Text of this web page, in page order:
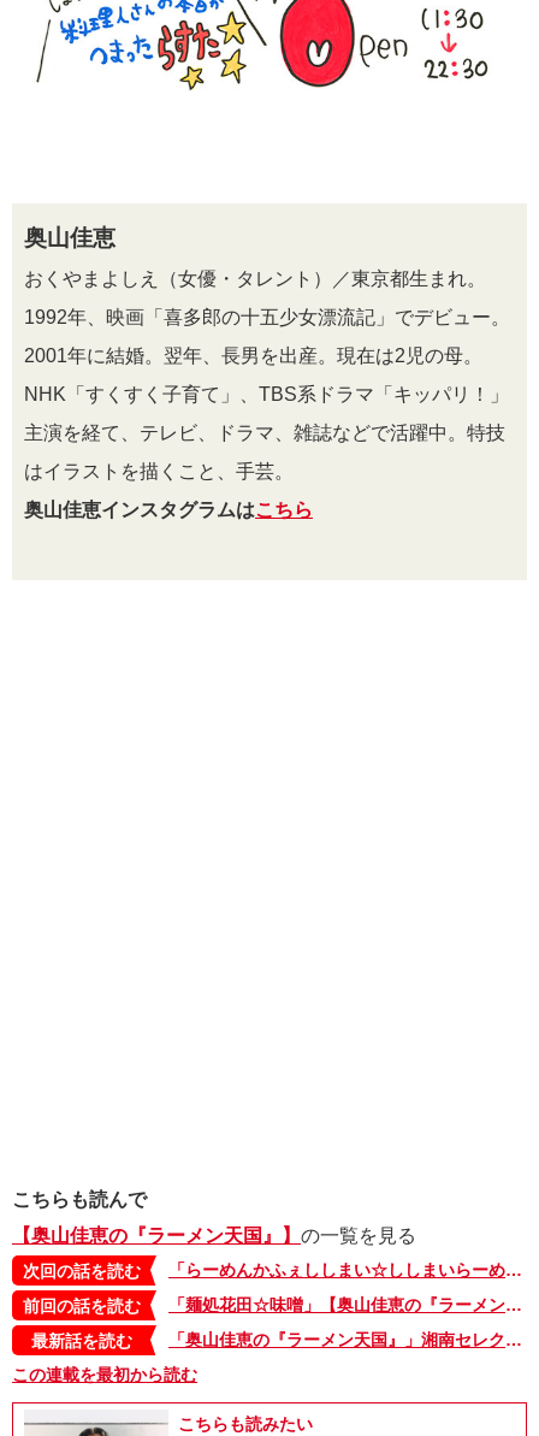
奥山佳恵
おくやまよしえ（女優・タレント）／東京都生まれ。
1992年、映画「喜多郎の十五少女漂流記」でデビュー。
2001年に結婚。翌年、長男を出産。現在は2児の母。
NHK「すくすく子育て」、TBS系ドラマ「キッパリ！」
主演を経て、テレビ、ドラマ、雑誌などで活躍中。特技
はイラストを描くこと、手芸。
奥山佳恵インスタグラムはこちら
こちらも読んで
【奥山佳恵の『ラーメン天国』】 の一覧を見る
次回の話を読む
「らーめんかふぇししまい☆ししまいらーめん」【奥山佳恵の『ラーメン天国』第四十九回】
前回の話を読む
「麺処花田☆味噌」【奥山佳恵の『ラーメン天国』第四十七回】
最新話を読む
「奥山佳恵の『ラーメン天国』」湘南セレクション・2。本日最終日！ 湘南でラーメン原画展を開催中
この連載を最初から読む
こちらも読みたい